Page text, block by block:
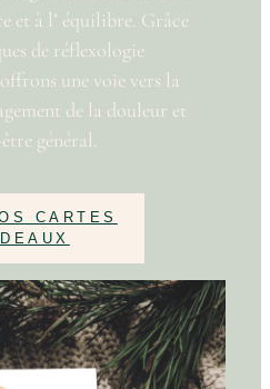
et à l’ équilibre. Grâce
de réflexologie
une voie vers la
de la douleur et
général.
CARTES